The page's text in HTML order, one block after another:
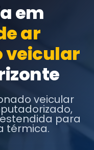
em
ar
veicular
veicular
para
térmica.